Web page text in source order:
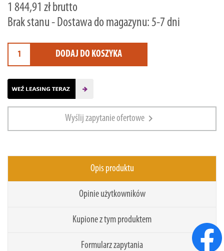
1 844,91 zł brutto
Brak stanu - Dostawa do magazynu: 5-7 dni
DODAJ DO KOSZYKA
Wyślij zapytanie ofertowe chevron_right
Opis produktu
Opinie użytkowników
Kupione z tym produktem
Formularz zapytania